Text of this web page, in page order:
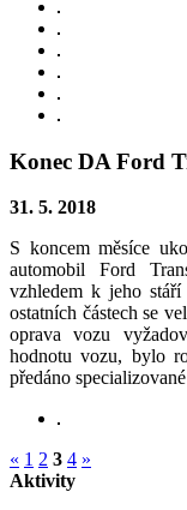
Konec DA Ford
31. 5. 2018
S koncem měsíce
automobil Ford
vzhledem k jeho
ostatních částech se
oprava vozu
hodnotu vozu, bylo
předáno
« 1 2 3 4 »
Aktivity